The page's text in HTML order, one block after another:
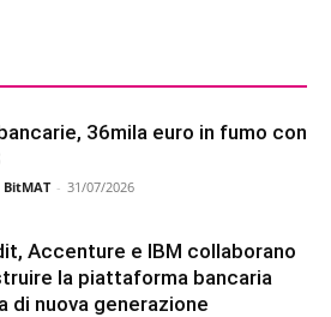
36mila euro in fumo con
BitMAT - 31/07/2026
Accenture e IBM collaborano
la piattaforma bancaria
di nuova generazione